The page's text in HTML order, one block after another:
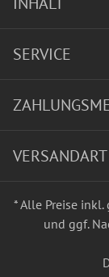
SERVICE
VERSANDART
* Alle Preise
und ggf.